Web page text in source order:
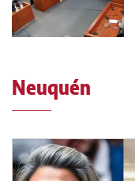
Neuquén